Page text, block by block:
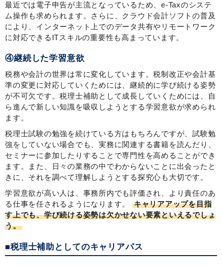
最近では電子申告が主流となっているため、e-Taxのシステ
ム操作も求められます。さらに、クラウド会計ソフトの普及
により、インターネット上でのデータ共有やリモートワーク
に対応できるITスキルの重要性も高まっています。
④継続した学習意欲
税務や会計の世界は常に変化しています。税制改正や会計基
準の変更に対応していくためには、継続的に学び続ける姿勢
が不可欠です。税理士補助として成長していくためには、自
ら進んで新しい知識を吸収しようとする学習意欲が求められ
ます。
税理士試験の勉強を続けている方はもちろんですが、試験勉
強をしていない場合でも、実務に関連する書籍を読んだり、
セミナーに参加したりすることで専門性を高めることができ
ます。また、日々の業務の中でわからないことに出会ったと
きに、それを調べて理解しようとする探究心も大切です。
学習意欲が高い人は、事務所内でも評価され、より責任のあ
る仕事を任されるようになります。
キャリアアップを目指
す上でも、学び続ける姿勢は欠かせない要素といえるでしょ
う。
■税理士補助としてのキャリアパス